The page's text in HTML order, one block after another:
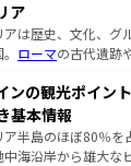
ア
アは歴史、文化、グ
ローマの古代遺跡
トスカーナの美しい
、自然景観も見逃せ
パスタなど、絶品の
。朝目覚めてから夜
ンの観光ポイン
基本情報
ア半島のほぼ80％を
中海沿岸から雄大な